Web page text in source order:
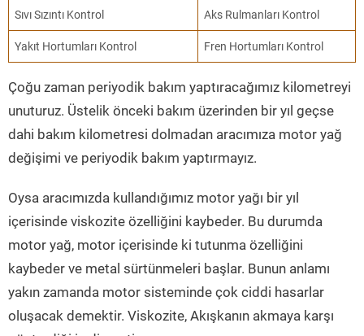
Sıvı Sızıntı Kontrol Aks Rulmanları Kontrol
Yakıt Hortumları Kontrol Fren Hortumları Kontrol
Çoğu zaman periyodik bakım yaptıracağımız kilometreyi
unuturuz. Üstelik önceki bakım üzerinden bir yıl geçse
dahi bakım kilometresi dolmadan aracımıza motor yağ
değişimi ve periyodik bakım yaptırmayız.
Oysa aracımızda kullandığımız motor yağı bir yıl
içerisinde viskozite özelliğini kaybeder. Bu durumda
motor yağ, motor içerisinde ki tutunma özelliğini
kaybeder ve metal sürtünmeleri başlar. Bunun anlamı
yakın zamanda motor sisteminde çok ciddi hasarlar
oluşacak demektir. Viskozite, Akışkanın akmaya karşı